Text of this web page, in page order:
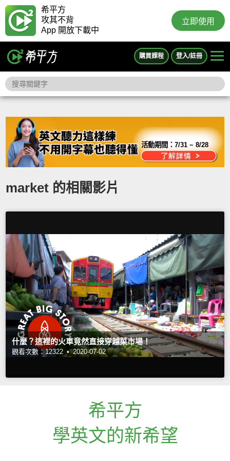
希平方
攻其不背
App 開放下載中
立即使用
購買課程 登入/註冊
活動期間：7/31 ~ 8/28
market 的相關影片
什麼？這裡的火車竟然直接穿越菜市場！
觀看次數：12322 • 2020-07-02
希平方
學英文的新希望